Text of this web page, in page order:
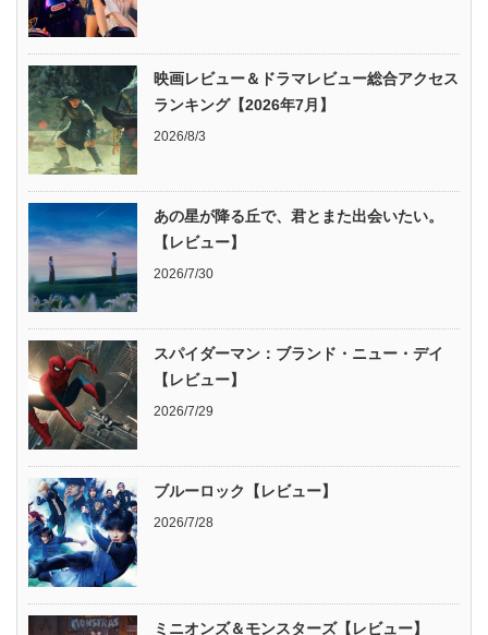
映画レビュー＆ドラマレビュー総合アクセス
ランキング【2026年7月】
2026/8/3
あの星が降る丘で、君とまた出会いたい。
【レビュー】
2026/7/30
スパイダーマン：ブランド・ニュー・デイ
【レビュー】
2026/7/29
ブルーロック【レビュー】
2026/7/28
ミニオンズ＆モンスターズ【レビュー】